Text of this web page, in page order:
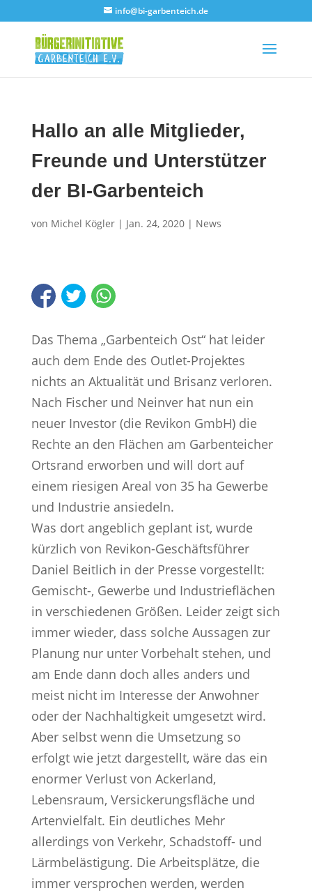
info@bi-garbenteich.de
Hallo an alle Mitglieder,
Freunde und Unterstützer
der BI-Garbenteich
von Michel Kögler| Jan. 24, 2020| News
Das Thema „Garbenteich Ost“ hat leider
auch dem Ende des Outlet-Projektes
nichts an Aktualität und Brisanz verloren.
Nach Fischer und Neinver hat nun ein
neuer Investor (die Revikon GmbH) die
Rechte an den Flächen am Garbenteicher
Ortsrand erworben und will dort auf
einem riesigen Areal von 35 ha Gewerbe
und Industrie ansiedeln.
Was dort angeblich geplant ist, wurde
kürzlich von Revikon-Geschäftsführer
Daniel Beitlich in der Presse vorgestellt:
Gemischt-, Gewerbe und Industrieflächen
in verschiedenen Größen. Leider zeigt sich
immer wieder, dass solche Aussagen zur
Planung nur unter Vorbehalt stehen, und
am Ende dann doch alles anders und
meist nicht im Interesse der Anwohner
oder der Nachhaltigkeit umgesetzt wird.
Aber selbst wenn die Umsetzung so
erfolgt wie jetzt dargestellt, wäre das ein
enormer Verlust von Ackerland,
Lebensraum, Versickerungsfläche und
Artenvielfalt. Ein deutliches Mehr
allerdings von Verkehr, Schadstoff- und
Lärmbelästigung. Die Arbeitsplätze, die
immer versprochen werden, werden